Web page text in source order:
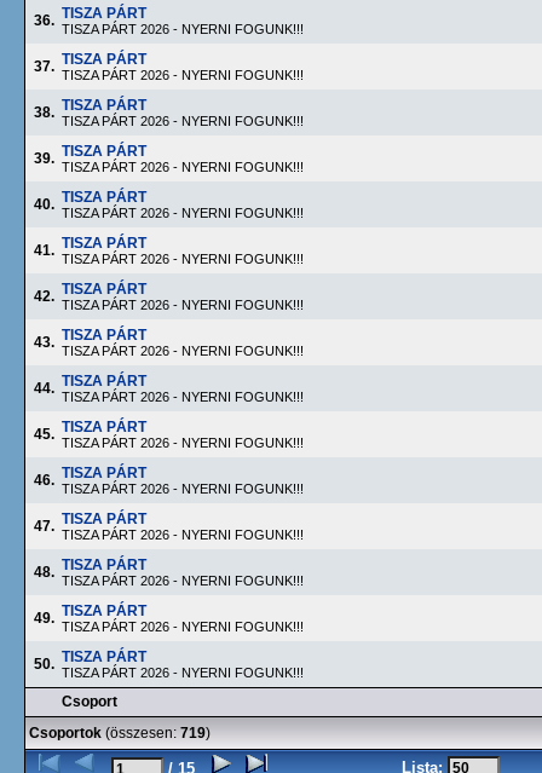
36. TISZA PÁRT
TISZA PÁRT 2026 - NYERNI FOGUNK!!!
37. TISZA PÁRT
TISZA PÁRT 2026 - NYERNI FOGUNK!!!
38. TISZA PÁRT
TISZA PÁRT 2026 - NYERNI FOGUNK!!!
39. TISZA PÁRT
TISZA PÁRT 2026 - NYERNI FOGUNK!!!
40. TISZA PÁRT
TISZA PÁRT 2026 - NYERNI FOGUNK!!!
41. TISZA PÁRT
TISZA PÁRT 2026 - NYERNI FOGUNK!!!
42. TISZA PÁRT
TISZA PÁRT 2026 - NYERNI FOGUNK!!!
43. TISZA PÁRT
TISZA PÁRT 2026 - NYERNI FOGUNK!!!
44. TISZA PÁRT
TISZA PÁRT 2026 - NYERNI FOGUNK!!!
45. TISZA PÁRT
TISZA PÁRT 2026 - NYERNI FOGUNK!!!
46. TISZA PÁRT
TISZA PÁRT 2026 - NYERNI FOGUNK!!!
47. TISZA PÁRT
TISZA PÁRT 2026 - NYERNI FOGUNK!!!
48. TISZA PÁRT
TISZA PÁRT 2026 - NYERNI FOGUNK!!!
49. TISZA PÁRT
TISZA PÁRT 2026 - NYERNI FOGUNK!!!
50. TISZA PÁRT
TISZA PÁRT 2026 - NYERNI FOGUNK!!!
Csoport
Csoportok (összesen: 719)
/ 15 Lista: